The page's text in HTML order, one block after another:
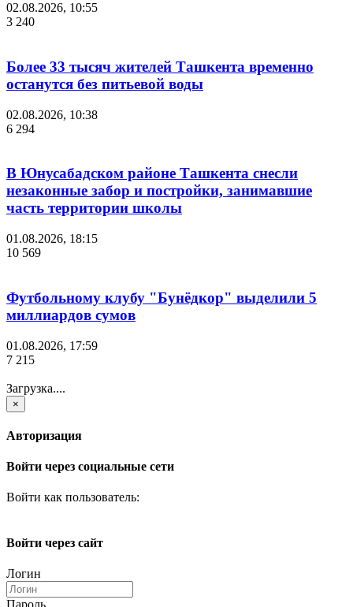
02.08.2026, 10:55
3 240
Более 33 тысяч жителей Ташкента временно
останутся без питьевой воды
02.08.2026, 10:38
6 294
В Юнусабадском районе Ташкента снесли
незаконные забор и постройки, занимавшие
часть территории школы
01.08.2026, 18:15
10 569
Футбольному клубу "Бунёдкор" выделили 5
миллиардов сумов
01.08.2026, 17:59
7 215
Загрузка....
×
Авторизация
Войти через социальные сети
Войти как пользователь:
Войти через сайт
Логин
Пароль